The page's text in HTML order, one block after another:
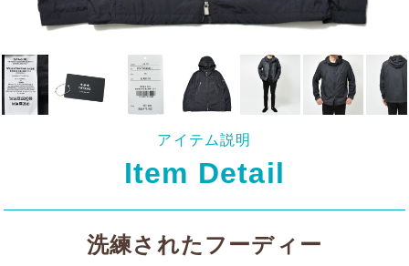
アイテム説明
Item Detail
洗練されたフーディー